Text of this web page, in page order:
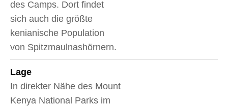
des Camps. Dort findet
sich auch die größte
kenianische Population
von Spitzmaulnashörnern.
Lage
In direkter Nähe des Mount
Kenya National Parks im